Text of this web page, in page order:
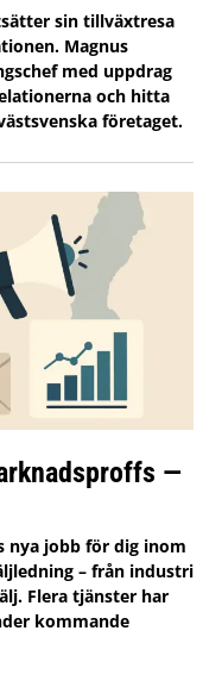
sin tillväxtresa
Magnus
med uppdrag
och hitta
företaget.
—
nya jobb för dig inom
– från industri
Flera tjänster har
kommande